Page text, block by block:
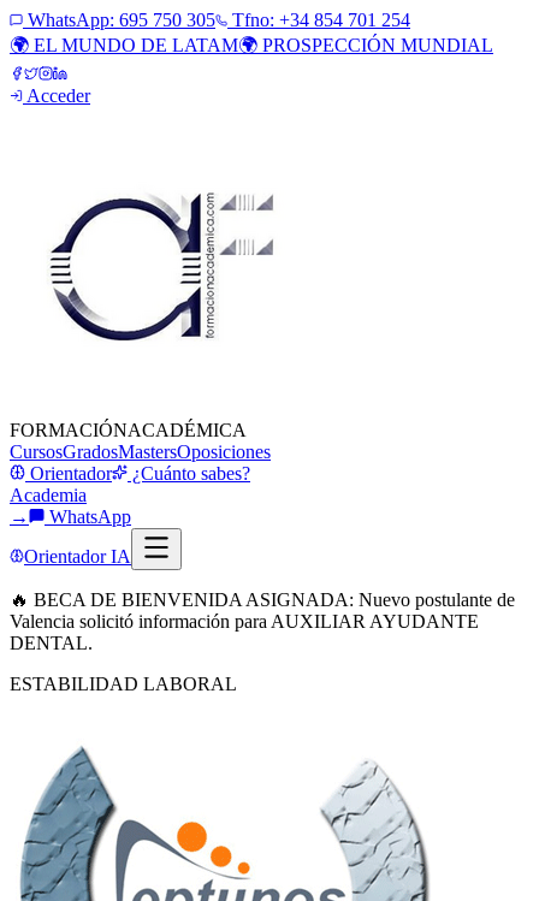
WhatsApp: 695 750 305
Tfno: +34 854 701 254
🌍 EL MUNDO DE LATAM🌍 PROSPECCIÓN MUNDIAL
Acceder
FORMACIÓNACADÉMICA
CursosGradosMastersOposiciones
Orientador
¿Cuánto sabes?
Academia
→
WhatsApp
Orientador IA
🔥 BECA DE BIENVENIDA ASIGNADA: Nuevo postulante de
Valencia solicitó información para AUXILIAR AYUDANTE
DENTAL.
ESTABILIDAD LABORAL